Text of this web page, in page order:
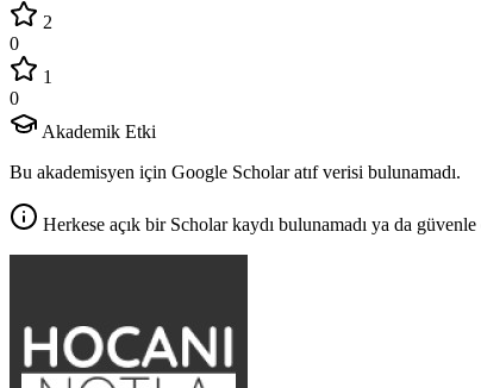
2
0
1
0
Akademik Etki
Bu akademisyen için Google Scholar atıf verisi bulunamadı.
Herkese açık bir Scholar kaydı bulunamadı ya da